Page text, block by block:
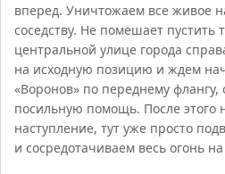
вперед. Уничтожаем все живое
соседству. Не помешает пустить
центральной улице города
на исходную позицию и ждем
«Воронов» по переднему
посильную помощь. После этого
наступление, тут уже просто
и сосредотачиваем весь огонь